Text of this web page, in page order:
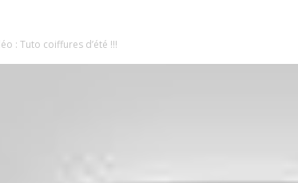
: Tuto coiffures d’été !!!